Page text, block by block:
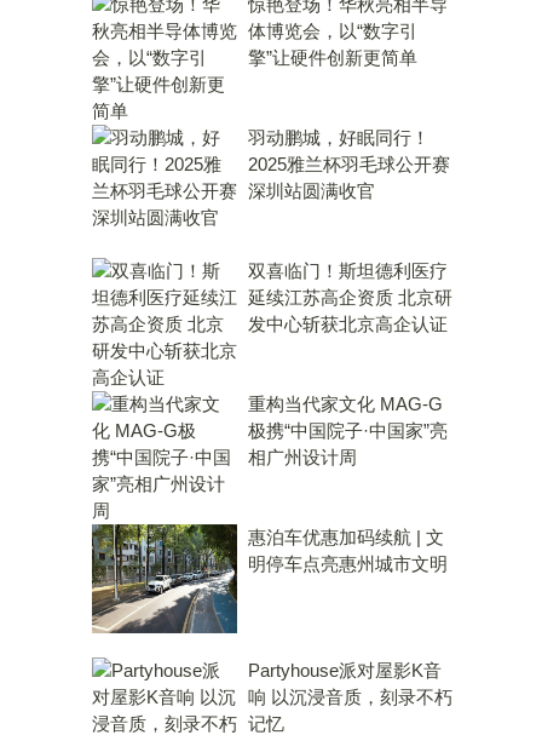
惊艳登场！华秋亮相半导
体博览会，以“数字引
擎”让硬件创新更简单
羽动鹏城，好眠同行！
2025雅兰杯羽毛球公开赛
深圳站圆满收官
双喜临门！斯坦德利医疗
延续江苏高企资质 北京研
发中心斩获北京高企认证
重构当代家文化 MAG-G
极携“中国院子·中国家”亮
相广州设计周
惠泊车优惠加码续航 | 文
明停车点亮惠州城市文明
Partyhouse派对屋影K音
响 以沉浸音质，刻录不朽
记忆